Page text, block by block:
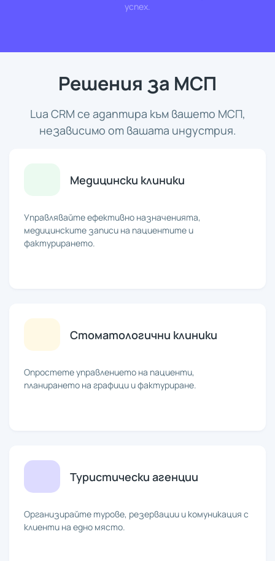
успех.
Решения за МСП
Lua CRM се адаптира към вашето МСП,
независимо от вашата индустрия.
Медицински клиники
Управлявайте ефективно назначенията,
медицинските записи на пациентите и
фактурирането.
Стоматологични клиники
Опростете управлението на пациенти,
планирането на графици и фактуриране.
Туристически агенции
Организирайте турове, резервации и комуникация с
клиенти на едно място.